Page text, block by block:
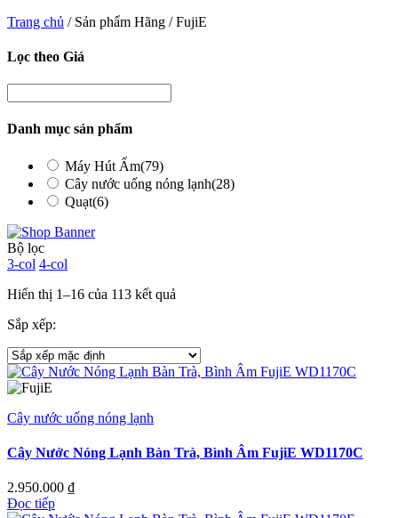
Trang chủ / Sản phẩm Hãng / FujiE
Lọc theo Giá
Danh mục sản phẩm
Máy Hút Ẩm(79)
Cây nước uống nóng lạnh(28)
Quạt(6)
Bộ lọc
3-col 4-col
Hiển thị 1–16 của 113 kết quả
Sắp xếp:
Cây nước uống nóng lạnh
Cây Nước Nóng Lạnh Bàn Trà, Bình Âm FujiE WD1170C
2.950.000 ₫
Đọc tiếp